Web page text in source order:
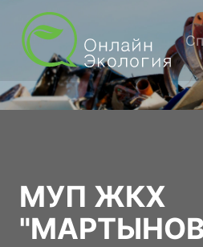
МУП ЖКХ